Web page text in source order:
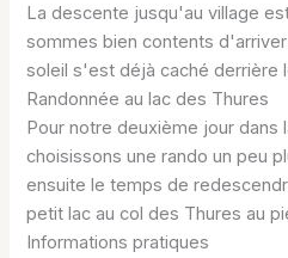
La descente jusqu'au village
sommes bien contents
soleil s'est déjà caché derrière
Randonnée au lac des Thures
Pour notre deuxième jour dans
choisissons une rando un peu
ensuite le temps de
petit lac au col des Thures au
Informations pratiques